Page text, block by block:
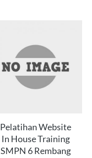
Pelatihan Website
In House Training
SMPN 6 Rembang